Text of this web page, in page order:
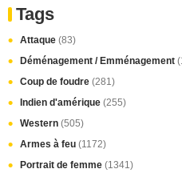
Tags
Attaque (83)
Déménagement / Emménagement
Coup de foudre (281)
Indien d'amérique (255)
Western (505)
Armes à feu (1172)
Portrait de femme (1341)